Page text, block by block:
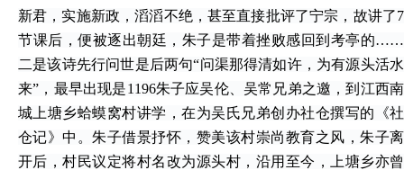
新君，实施新政，滔滔不绝，甚至直接批评了宁宗，故讲了7
节课后，便被逐出朝廷，朱子是带着挫败感回到考亭的……
二是该诗先行问世是后两句“问渠那得清如许，为有源头活水
来”，最早出现是1196朱子应吴伦、吴常兄弟之邀，到江西南
城上塘乡蛤蟆窝村讲学，在为吴氏兄弟创办社仓撰写的《社
仓记》中。朱子借景抒怀，赞美该村崇尚教育之风，朱子离
开后，村民议定将村名改为源头村，沿用至今，上塘乡亦曾